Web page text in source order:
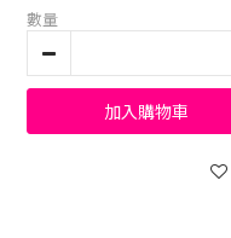
數量
加入購物車